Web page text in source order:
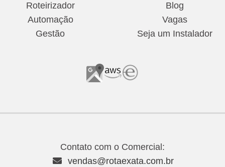
Roteirizador
Automação
Gestão
Blog
Vagas
Seja um Instalador
Contato com o Comercial:
vendas@rotaexata.com.br